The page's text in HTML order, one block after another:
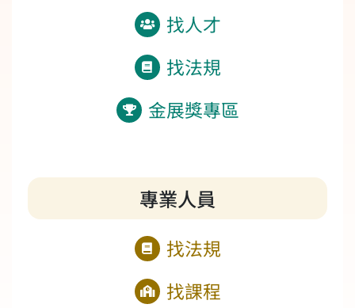
找人才
找法規
金展獎專區
專業人員
找法規
找課程